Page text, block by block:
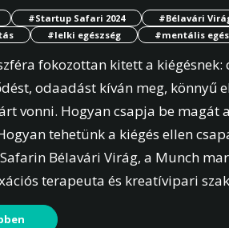
#Startup Safari 2024 #Bélavári
#lelki egészség #mentális
fokozottan kitett a
odaadást kíván meg, könnyű
vonni. Hogyan csapja be magát
tehetünk a kiégés ellen
Bélavári Virág, a Munch
terapeuta és kreatívipari